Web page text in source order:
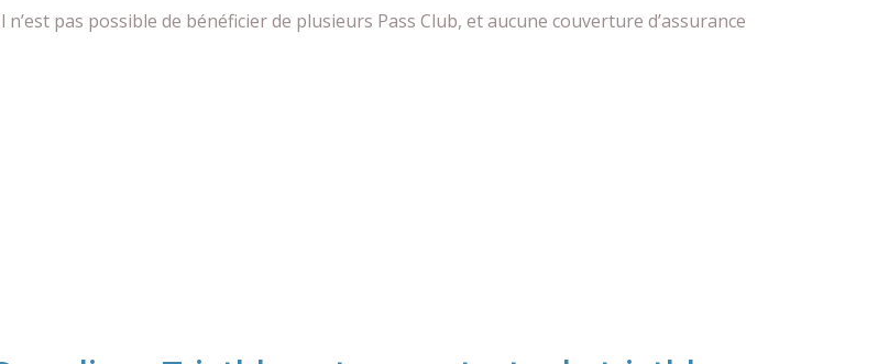
pas possible de bénéficier de plusieurs Pass Club, et aucune couverture d’assurance